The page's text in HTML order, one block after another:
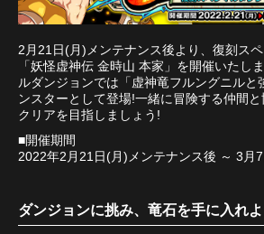
2月21日(月)メンテナンス後より、復刻ス
「妖怪虚神伝 金時山 本家」を開催いたし
ルダンジョンでは「虚神竜フルングニルと
ンスターとして登場!一緒に冒険する仲間
クリアを目指しましょう!
■開催期間
2022年2月21日(月)メンテナンス後 ～ 3月
ダンジョンに挑み、竜石を手に入れ